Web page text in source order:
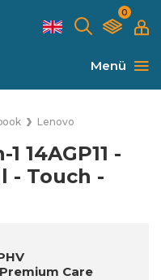
0
Menü
Lenovo
14AGP11 -
- Touch -
Care